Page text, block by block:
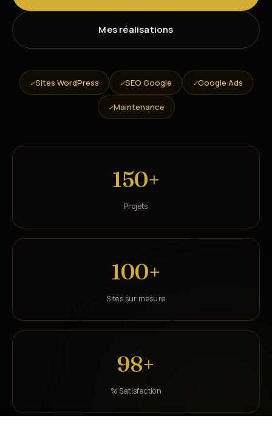
Mes réalisations
✓Sites WordPress ✓SEO Google ✓Google Ads
✓Maintenance
150+
Projets
100+
Sites sur mesure
98+
% Satisfaction